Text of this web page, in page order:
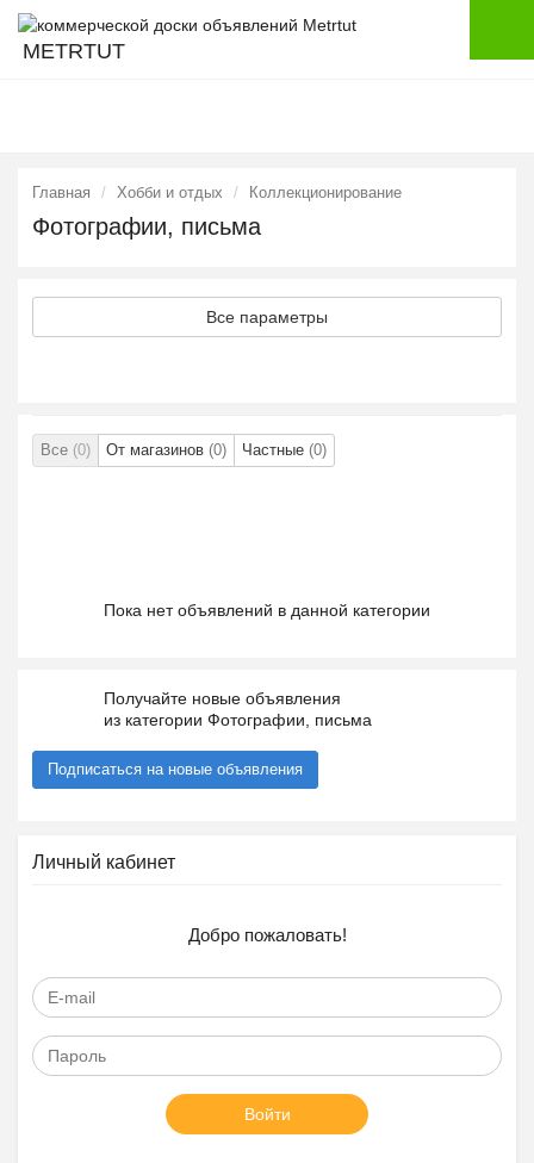
METRTUT
Главная Хобби и отдых Коллекционирование
Фотографии, письма
Все параметры
Все (0) От магазинов (0) Частные (0)
Пока нет объявлений в данной категории
Получайте новые объявления
из категории Фотографии, письма
Подписаться на новые объявления
Личный кабинет
Добро пожаловать!
Войти